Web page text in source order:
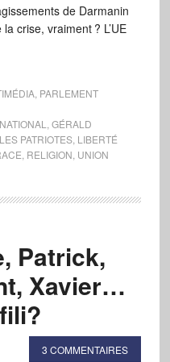
de Darmanin
crise, vraiment ? L’UE
, PARLEMENT
GÉRALD
LES PATRIOTES, LIBERTÉ
RELIGION UNION
Patrick,
Xavier…
3 COMMENTAIRES